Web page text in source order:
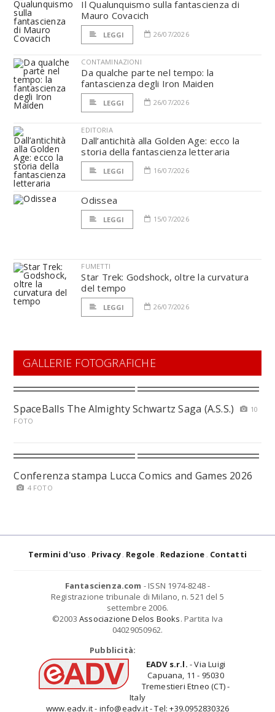
Il Qualunquismo sulla fantascienza di
Mauro Covacich
LEGGI 26/07/2026
CONTAMINAZIONI
Da qualche parte nel tempo: la
fantascienza degli Iron Maiden
LEGGI 26/07/2026
EDITORIA
Dall’antichità alla Golden Age: ecco la
storia della fantascienza letteraria
LEGGI 16/07/2026
Odissea
LEGGI 15/07/2026
FUMETTI
Star Trek: Godshock, oltre la curvatura
del tempo
LEGGI 26/07/2026
GALLERIE FOTOGRAFICHE
SpaceBalls The Almighty Schwartz Saga (A.S.S.)
10
FOTO
Conferenza stampa Lucca Comics and Games 2026
4 FOTO
Termini d'uso Privacy Regole Redazione Contatti
Fantascienza.com - ISSN 1974-8248 -
Registrazione tribunale di Milano, n. 521 del 5
settembre 2006.
©2003 Associazione Delos Books. Partita Iva
04029050962.
Pubblicità:
EADV s.r.l. - Via Luigi
Capuana, 11 - 95030
Tremestieri Etneo (CT) -
Italy
www.eadv.it - info@eadv.it - Tel: +39.0952830326